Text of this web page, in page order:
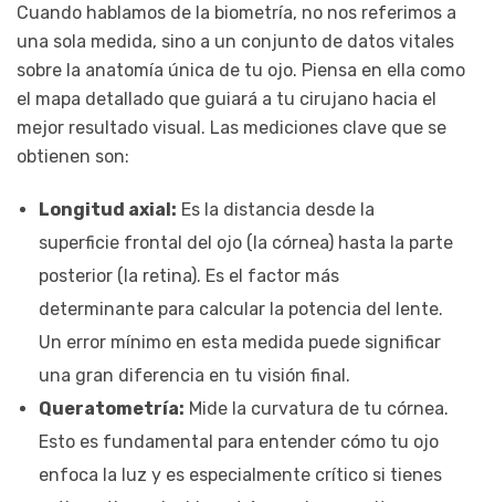
Cuando hablamos de la biometría, no nos referimos a
una sola medida, sino a un conjunto de datos vitales
sobre la anatomía única de tu ojo. Piensa en ella como
el mapa detallado que guiará a tu cirujano hacia el
mejor resultado visual. Las mediciones clave que se
obtienen son:
Longitud axial: Es la distancia desde la
superficie frontal del ojo (la córnea) hasta la parte
posterior (la retina). Es el factor más
determinante para calcular la potencia del lente.
Un error mínimo en esta medida puede significar
una gran diferencia en tu visión final.
Queratometría: Mide la curvatura de tu córnea.
Esto es fundamental para entender cómo tu ojo
enfoca la luz y es especialmente crítico si tienes